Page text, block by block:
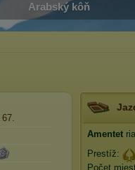
Arabský kôň
67.
Amentet
Prestíž:
Počet